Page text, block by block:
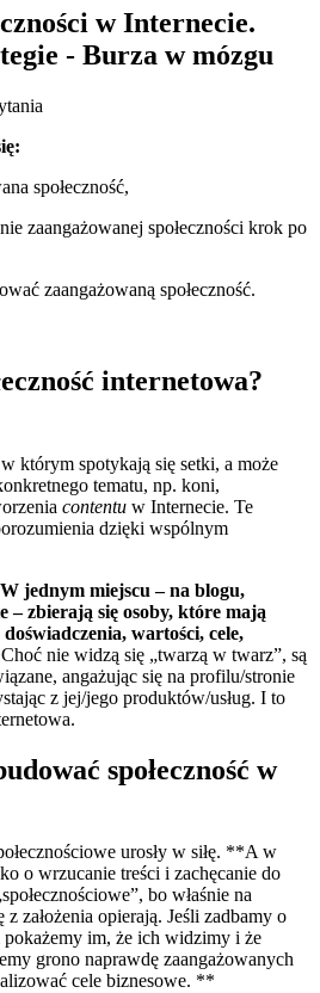
w Internecie.
- Burza w mózgu
społeczność,
zaangażowanej społeczności krok po
zaangażowaną społeczność.
internetowa?
którym spotykają się setki, a może
tematu, np. koni,
contentu w Internecie. Te
dzięki wspólnym
W jednym miejscu – na blogu,
– zbierają się osoby, które mają
wartości, cele,
Choć nie widzą się „twarzą w twarz”, są
angażując się na profilu/stronie
z jej/jego produktów/usług. I to
społeczność w
urosły w siłę. **A w
o wrzucanie treści i zachęcanie do
bo właśnie na
z założenia opierają. Jeśli zadbamy o
pokażemy im, że ich widzimy i że
grono naprawdę zaangażowanych
cele biznesowe. **